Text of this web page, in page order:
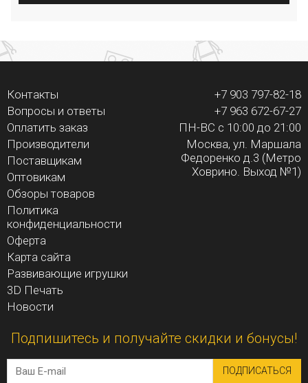
Контакты
Вопросы и ответы
Оплатить заказ
Производители
Поставщикам
Оптовикам
Обзоры товаров
Политика
конфиденциальности
Оферта
Карта сайта
Развивающие игрушки
3D Печать
Новости
+7 903 797-82-18
+7 963 672-67-27
ПН-ВС с 10:00 до 21:00
Москва, ул. Маршала
Федоренко д.3 (Метро
Ховрино. Выход №1)
Подпишитесь и получайте скидки и бонусы!
ПОДПИСАТЬСЯ